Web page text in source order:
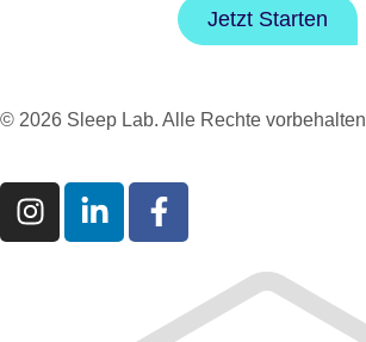
Jetzt Starten
© 2026 Sleep Lab. Alle Rechte vorbehalten